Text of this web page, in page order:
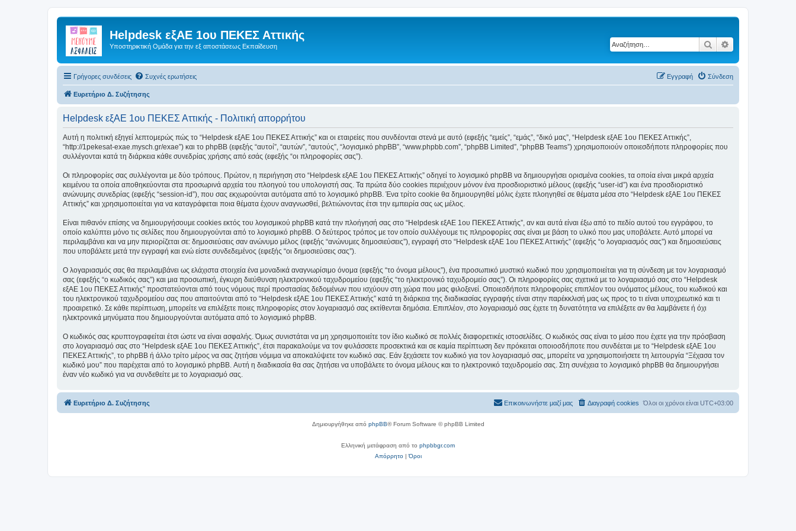
Helpdesk εξΑΕ 1ου ΠΕΚΕΣ Αττικής
Υποστηρικτική Ομάδα για την εξ αποστάσεως Εκπαίδευση Αναζήτηση
Γρήγορες συνδέσεις Συχνές ερωτήσεις Σύνδεση
Εγγραφή
Ευρετήριο Δ. Συζήτησης
Helpdesk εξΑΕ 1ου ΠΕΚΕΣ Αττικής - Πολιτική απορρήτου
Αυτή η πολιτική εξηγεί λεπτομερώς πώς το “Helpdesk εξΑΕ 1ου ΠΕΚΕΣ Αττικής” και οι εταιρείες που συνδέονται στενά με αυτό (εφεξής “εμείς”, “εμάς”, “δικό μας”, “Helpdesk εξΑΕ 1ου ΠΕΚΕΣ Αττικής”,
“http://1pekesat-exae.mysch.gr/exae”) και το phpBB (εφεξής “αυτοί”, “αυτών”, “αυτούς”, “λογισμικό phpBB”, “www.phpbb.com”, “phpBB Limited”, “phpBB Teams”) χρησιμοποιούν οποιεσδήποτε πληροφορίες που
συλλέγονται κατά τη διάρκεια κάθε συνεδρίας χρήσης από εσάς (εφεξής “οι πληροφορίες σας”).
Οι πληροφορίες σας συλλέγονται με δύο τρόπους. Πρώτον, η περιήγηση στο “Helpdesk εξΑΕ 1ου ΠΕΚΕΣ Αττικής” οδηγεί το λογισμικό phpBB να δημιουργήσει ορισμένα cookies, τα οποία είναι μικρά αρχεία
κειμένου τα οποία αποθηκεύονται στα προσωρινά αρχεία του πλοηγού του υπολογιστή σας. Τα πρώτα δύο cookies περιέχουν μόνον ένα προσδιοριστικό μέλους (εφεξής “user-id”) και ένα προσδιοριστικό
ανώνυμης συνεδρίας (εφεξής “session-id”), που σας εκχωρούνται αυτόματα από το λογισμικό phpBB. Ένα τρίτο cookie θα δημιουργηθεί μόλις έχετε πλοηγηθεί σε θέματα μέσα στο “Helpdesk εξΑΕ 1ου ΠΕΚΕΣ
Αττικής” και χρησιμοποιείται για να καταγράφεται ποια θέματα έχουν αναγνωσθεί, βελτιώνοντας έτσι την εμπειρία σας ως μέλος.
Είναι πιθανόν επίσης να δημιουργήσουμε cookies εκτός του λογισμικού phpBB κατά την πλοήγησή σας στο “Helpdesk εξΑΕ 1ου ΠΕΚΕΣ Αττικής”, αν και αυτά είναι έξω από το πεδίο αυτού του εγγράφου, το
οποίο καλύπτει μόνο τις σελίδες που δημιουργούνται από το λογισμικό phpBB. Ο δεύτερος τρόπος με τον οποίο συλλέγουμε τις πληροφορίες σας είναι με βάση το υλικό που μας υποβάλετε. Αυτό μπορεί να
περιλαμβάνει και να μην περιορίζεται σε: δημοσιεύσεις σαν ανώνυμο μέλος (εφεξής “ανώνυμες δημοσιεύσεις”), εγγραφή στο “Helpdesk εξΑΕ 1ου ΠΕΚΕΣ Αττικής” (εφεξής “ο λογαριασμός σας”) και δημοσιεύσεις
που υποβάλετε μετά την εγγραφή και ενώ είστε συνδεδεμένος (εφεξής “οι δημοσιεύσεις σας”).
Ο λογαριασμός σας θα περιλαμβάνει ως ελάχιστα στοιχεία ένα μοναδικά αναγνωρίσιμο όνομα (εφεξής “το όνομα μέλους”), ένα προσωπικό μυστικό κωδικό που χρησιμοποιείται για τη σύνδεση με τον λογαριασμό
σας (εφεξής “ο κωδικός σας”) και μια προσωπική, έγκυρη διεύθυνση ηλεκτρονικού ταχυδρομείου (εφεξής “το ηλεκτρονικό ταχυδρομείο σας”). Οι πληροφορίες σας σχετικά με το λογαριασμό σας στο “Helpdesk
εξΑΕ 1ου ΠΕΚΕΣ Αττικής” προστατεύονται από τους νόμους περί προστασίας δεδομένων που ισχύουν στη χώρα που μας φιλοξενεί. Οποιεσδήποτε πληροφορίες επιπλέον του ονόματος μέλους, του κωδικού και
του ηλεκτρονικού ταχυδρομείου σας που απαιτούνται από το “Helpdesk εξΑΕ 1ου ΠΕΚΕΣ Αττικής” κατά τη διάρκεια της διαδικασίας εγγραφής είναι στην παρέκκλισή μας ως προς το τι είναι υποχρεωτικό και τι
προαιρετικό. Σε κάθε περίπτωση, μπορείτε να επιλέξετε ποιες πληροφορίες στον λογαριασμό σας εκτίθενται δημόσια. Επιπλέον, στο λογαριασμό σας έχετε τη δυνατότητα να επιλέξετε αν θα λαμβάνετε ή όχι
ηλεκτρονικά μηνύματα που δημιουργούνται αυτόματα από το λογισμικό phpBB.
Ο κωδικός σας κρυπτογραφείται έτσι ώστε να είναι ασφαλής. Όμως συνιστάται να μη χρησιμοποιείτε τον ίδιο κωδικό σε πολλές διαφορετικές ιστοσελίδες. Ο κωδικός σας είναι το μέσο που έχετε για την πρόσβαση
στο λογαριασμό σας στο “Helpdesk εξΑΕ 1ου ΠΕΚΕΣ Αττικής”, έτσι παρακαλούμε να τον φυλάσσετε προσεκτικά και σε καμία περίπτωση δεν πρόκειται οποιοσδήποτε που συνδέεται με το “Helpdesk εξΑΕ 1ου
ΠΕΚΕΣ Αττικής”, το phpBB ή άλλο τρίτο μέρος να σας ζητήσει νόμιμα να αποκαλύψετε τον κωδικό σας. Εάν ξεχάσετε τον κωδικό για τον λογαριασμό σας, μπορείτε να χρησιμοποιήσετε τη λειτουργία “Ξέχασα τον
κωδικό μου” που παρέχεται από το λογισμικό phpBB. Αυτή η διαδικασία θα σας ζητήσει να υποβάλετε το όνομα μέλους και το ηλεκτρονικό ταχυδρομείο σας. Στη συνέχεια το λογισμικό phpBB θα δημιουργήσει
έναν νέο κωδικό για να συνδεθείτε με το λογαριασμό σας.
Ευρετήριο Δ. Συζήτησης Όλοι οι χρόνοι είναι UTC+03:00
Διαγραφή cookies
Επικοινωνήστε μαζί μας
Δημιουργήθηκε από phpBB® Forum Software © phpBB Limited
Ελληνική μετάφραση από το phpbbgr.com
Απόρρητο|Όροι